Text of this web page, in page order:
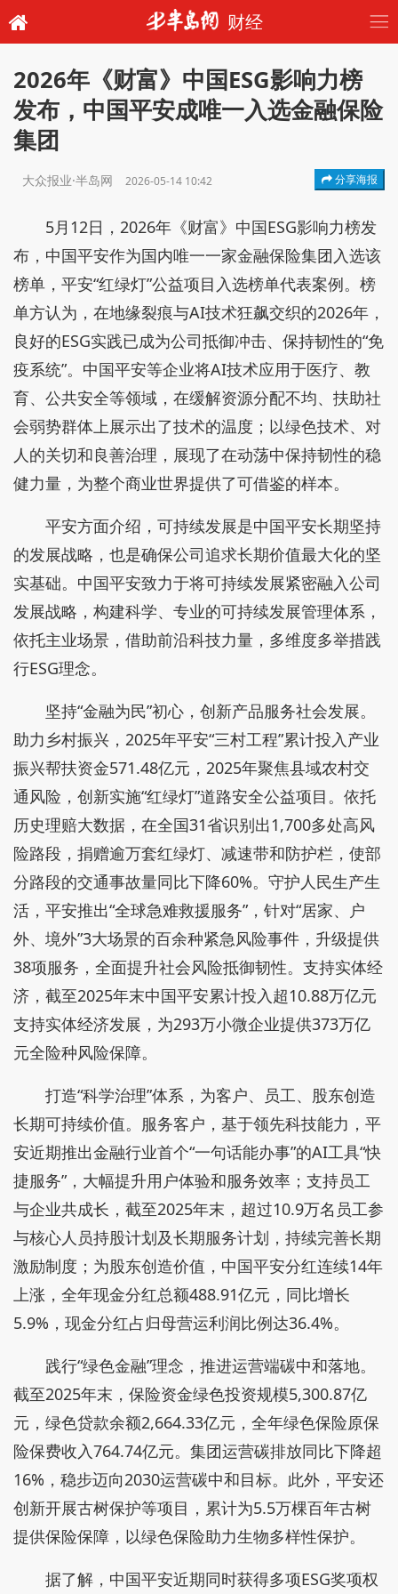
财经
2026年《财富》中国ESG影响力榜
发布，中国平安成唯一入选金融保险
集团
大众报业·半岛网 2026-05-14 10:42 分享海报
5月12日，2026年《财富》中国ESG影响力榜发
布，中国平安作为国内唯一一家金融保险集团入选该
榜单，平安“红绿灯”公益项目入选榜单代表案例。榜
单方认为，在地缘裂痕与AI技术狂飙交织的2026年，
良好的ESG实践已成为公司抵御冲击、保持韧性的“免
疫系统”。中国平安等企业将AI技术应用于医疗、教
育、公共安全等领域，在缓解资源分配不均、扶助社
会弱势群体上展示出了技术的温度；以绿色技术、对
人的关切和良善治理，展现了在动荡中保持韧性的稳
健力量，为整个商业世界提供了可借鉴的样本。
平安方面介绍，可持续发展是中国平安长期坚持
的发展战略，也是确保公司追求长期价值最大化的坚
实基础。中国平安致力于将可持续发展紧密融入公司
发展战略，构建科学、专业的可持续发展管理体系，
依托主业场景，借助前沿科技力量，多维度多举措践
行ESG理念。
坚持“金融为民”初心，创新产品服务社会发展。
助力乡村振兴，2025年平安“三村工程”累计投入产业
振兴帮扶资金571.48亿元，2025年聚焦县域农村交
通风险，创新实施“红绿灯”道路安全公益项目。依托
历史理赔大数据，在全国31省识别出1,700多处高风
险路段，捐赠逾万套红绿灯、减速带和防护栏，使部
分路段的交通事故量同比下降60%。守护人民生产生
活，平安推出“全球急难救援服务”，针对“居家、户
外、境外”3大场景的百余种紧急风险事件，升级提供
38项服务，全面提升社会风险抵御韧性。支持实体经
济，截至2025年末中国平安累计投入超10.88万亿元
支持实体经济发展，为293万小微企业提供373万亿
元全险种风险保障。
打造“科学治理”体系，为客户、员工、股东创造
长期可持续价值。服务客户，基于领先科技能力，平
安近期推出金融行业首个“一句话能办事”的AI工具“快
捷服务”，大幅提升用户体验和服务效率；支持员工
与企业共成长，截至2025年末，超过10.9万名员工参
与核心人员持股计划及长期服务计划，持续完善长期
激励制度；为股东创造价值，中国平安分红连续14年
上涨，全年现金分红总额488.91亿元，同比增长
5.9%，现金分红占归母营运利润比例达36.4%。
践行“绿色金融”理念，推进运营端碳中和落地。
截至2025年末，保险资金绿色投资规模5,300.87亿
元，绿色贷款余额2,664.33亿元，全年绿色保险原保
险保费收入764.74亿元。集团运营碳排放同比下降超
16%，稳步迈向2030运营碳中和目标。此外，平安还
创新开展古树保护等项目，累计为5.5万棵百年古树
提供保险保障，以绿色保险助力生物多样性保护。
据了解，中国平安近期同时获得多项ESG奖项权